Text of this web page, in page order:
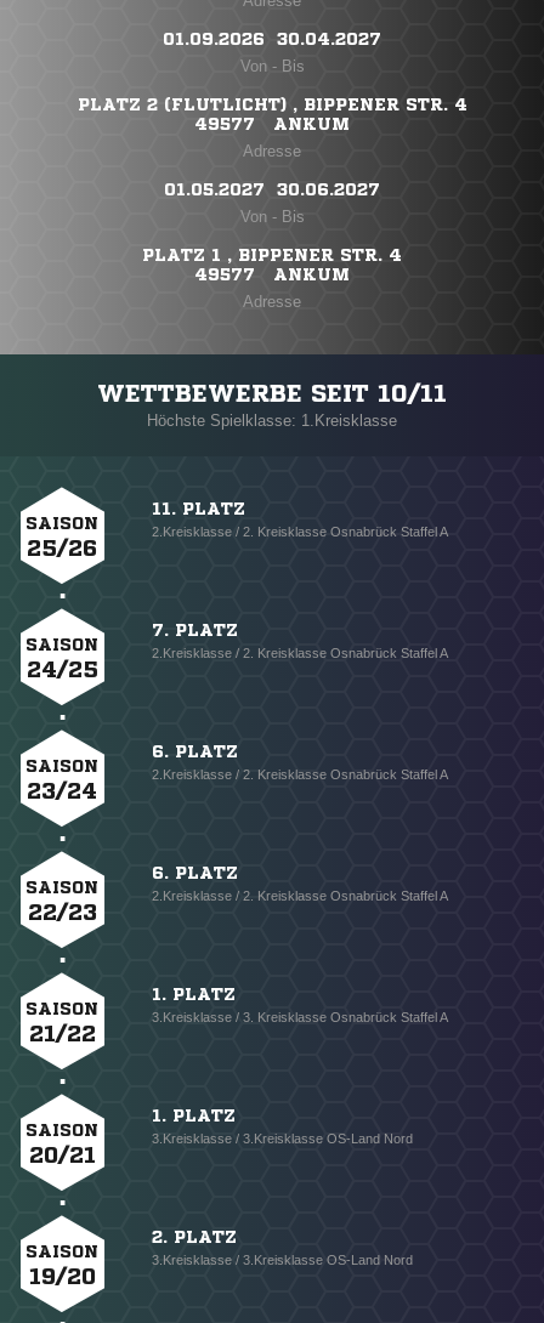
01.09.2026 ​ 30.04.2027
Von - Bis
PLATZ 2 (FLUTLICHT) , BIPPENER STR. 4
49577 ANKUM
Adresse
01.05.2027 ​ 30.06.2027
Von - Bis
PLATZ 1 , BIPPENER STR. 4
49577 ANKUM
Adresse
WETTBEWERBE SEIT 10/11
Höchste Spielklasse: 1.Kreisklasse
SAISON
25/26
11. PLATZ
2.Kreisklasse / 2. Kreisklasse Osnabrück Staffel A
SAISON
24/25
7. PLATZ
2.Kreisklasse / 2. Kreisklasse Osnabrück Staffel A
SAISON
23/24
6. PLATZ
2.Kreisklasse / 2. Kreisklasse Osnabrück Staffel A
SAISON
22/23
6. PLATZ
2.Kreisklasse / 2. Kreisklasse Osnabrück Staffel A
SAISON
21/22
1. PLATZ
3.Kreisklasse / 3. Kreisklasse Osnabrück Staffel A
SAISON
20/21
1. PLATZ
3.Kreisklasse / 3.Kreisklasse OS-Land Nord
SAISON
19/20
2. PLATZ
3.Kreisklasse / 3.Kreisklasse OS-Land Nord